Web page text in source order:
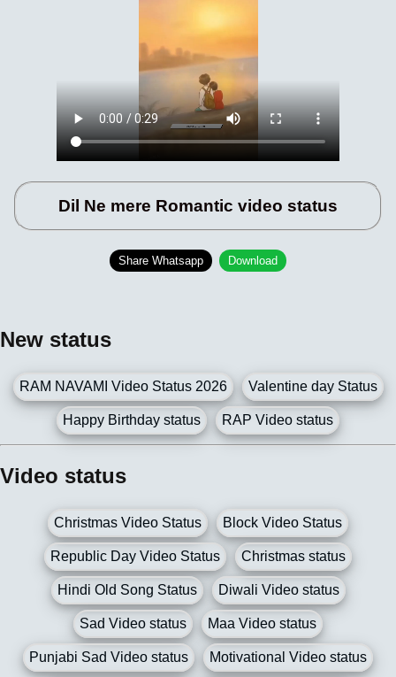
Dil Ne mere Romantic video status
Share Whatsapp Download
New status
RAM NAVAMI Video Status 2026 Valentine day Status
Happy Birthday status RAP Video status
Video status
Christmas Video Status Block Video Status
Republic Day Video Status Christmas status
Hindi Old Song Status Diwali Video status
Sad Video status Maa Video status
Punjabi Sad Video status Motivational Video status